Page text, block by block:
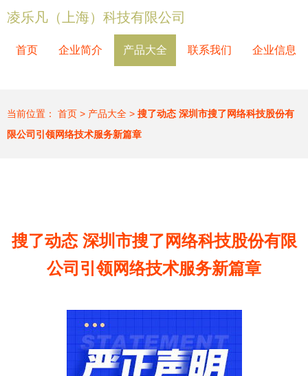
凌乐凡（上海）科技有限公司
首页 企业简介 产品大全 联系我们 企业信息
当前位置： 首页 > 产品大全 > 搜了动态 深圳市搜了网络科技股份有
限公司引领网络技术服务新篇章
搜了动态 深圳市搜了网络科技股份有限
公司引领网络技术服务新篇章